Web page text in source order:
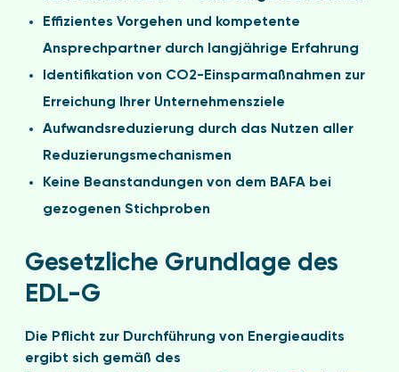
Effizientes Vorgehen und kompetente
Ansprechpartner durch langjährige Erfahrung
Identifikation von CO2-Einsparmaßnahmen zur
Erreichung Ihrer Unternehmensziele
Aufwandsreduzierung durch das Nutzen aller
Reduzierungsmechanismen
Keine Beanstandungen von dem BAFA bei
gezogenen Stichproben
Gesetzliche Grundlage des
EDL-G
Die Pflicht zur Durchführung von Energieaudits
ergibt sich gemäß des